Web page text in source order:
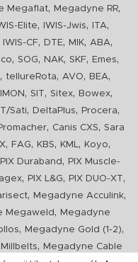
Megaflat, Megadyne RR,
Elite, IWIS-Jwis, ITA,
IWIS-CF, DTE, MIK, ABA,
, SOG, NAK, SKF, Emes,
, tellureRota, AVO, BEA,
, SIT, Sitex, Bowex,
Sati, DeltaPlus, Procera,
, Canis CXS, Sara
, FAG, KBS, KML, Koyo,
PIX Duraband ,
PIX Muscle-
, PIX L&G, PIX DUO-XT,
, Megadyne Acculink,
Megaweld ,
Megadyne
, Megadyne Gold (1-2),
,
Megadyne Cable